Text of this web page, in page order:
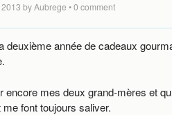
byAubrege •0 comment
deuxième année de cadeaux
encore mes deux grand-mères et
me font toujours saliver.